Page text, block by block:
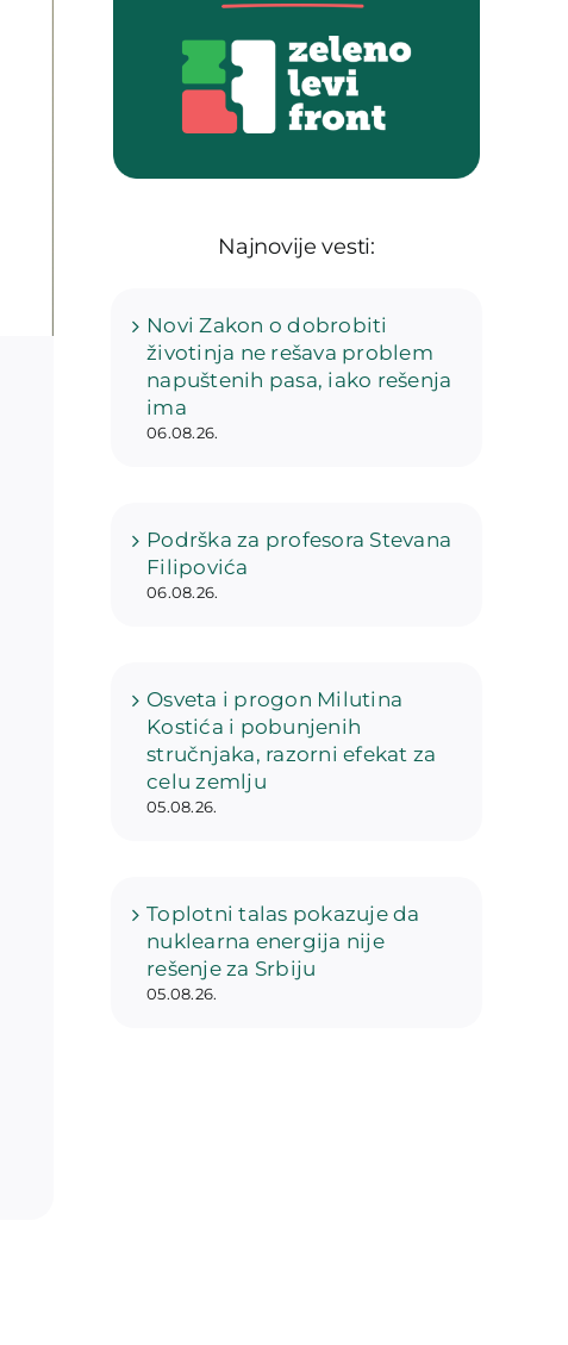
Najnovije vesti:
Novi Zakon o dobrobiti
životinja ne rešava problem
napuštenih pasa, iako rešenja
ima
06.08.26.
Podrška za profesora Stevana
Filipovića
06.08.26.
Osveta i progon Milutina
Kostića i pobunjenih
stručnjaka, razorni efekat za
celu zemlju
05.08.26.
Toplotni talas pokazuje da
nuklearna energija nije
rešenje za Srbiju
05.08.26.